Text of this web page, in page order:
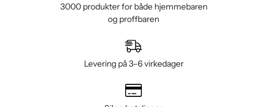
3000 produkter for både hjemmebaren
og proffbaren
Levering på 3–6 virkedager